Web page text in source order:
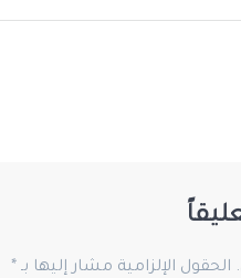
الحقول الإلزامية مشار إليها بـ *